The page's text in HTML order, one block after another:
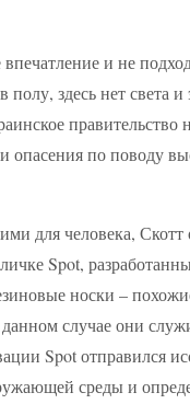
и не
здесь нет света
опасения по поводу
для человека, Скотт
Spot,
носки –
случае они
Spot отправился
среды и